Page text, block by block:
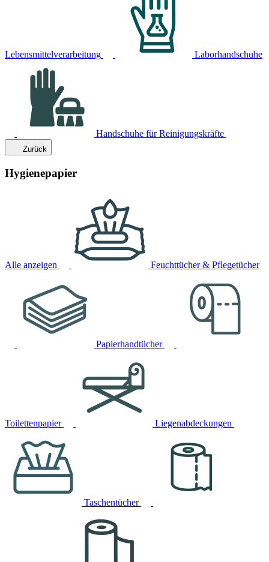
Lebensmittelverarbeitung Laborhandschuhe
Handschuhe für Reinigungskräfte
Zurück
Hygienepapier
Alle anzeigen Feuchttücher & Pflegetücher
Papierhandtücher
Toilettenpapier Liegenabdeckungen
Taschentücher